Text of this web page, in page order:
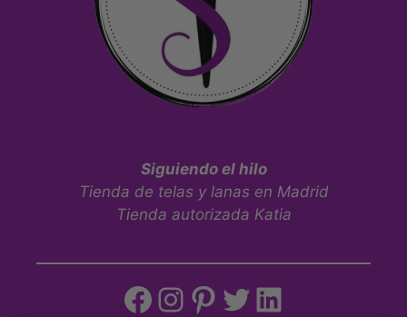
Siguiendo el hilo
Tienda de telas y lanas en Madrid
Tienda autorizada Katia